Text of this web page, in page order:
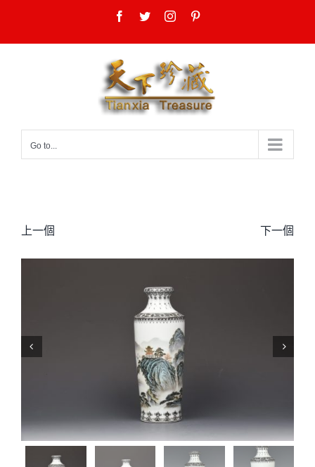
content
Facebook
TwitterInstagram
Go to...
上一個 下一個
 